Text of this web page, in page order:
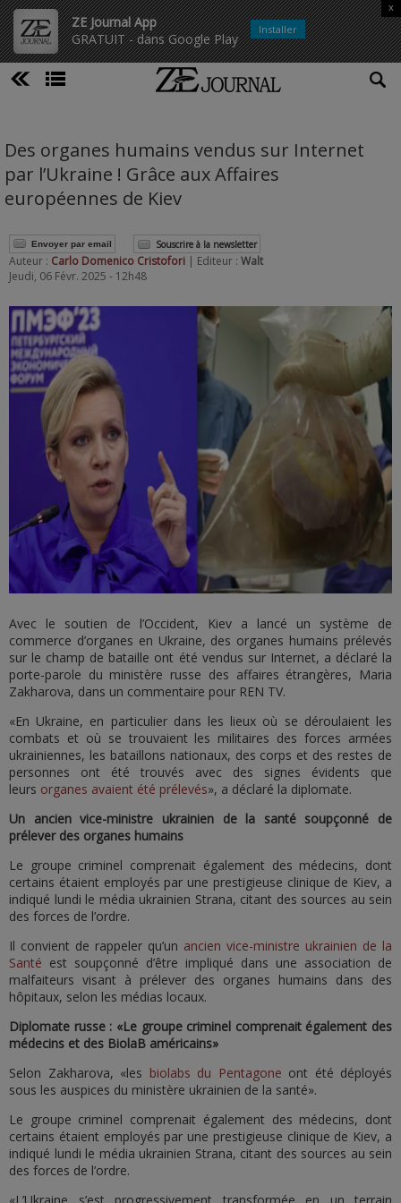
ZE Journal App
GRATUIT - dans Google Play
x
Installer
Des organes humains vendus sur Internet
par l’Ukraine ! Grâce aux Affaires
européennes de Kiev
Envoyer par email Souscrire à la newsletter
Auteur : Carlo Domenico Cristofori | Editeur : Walt
Jeudi, 06 Févr. 2025 - 12h48
Avec le soutien de l’Occident, Kiev a lancé un système de
commerce d’organes en Ukraine, des organes humains prélevés
sur le champ de bataille ont été vendus sur Internet, a déclaré la
porte-parole du ministère russe des affaires étrangères, Maria
Zakharova, dans un commentaire pour REN TV.
«En Ukraine, en particulier dans les lieux où se déroulaient les
combats et où se trouvaient les militaires des forces armées
ukrainiennes, les bataillons nationaux, des corps et des restes de
personnes ont été trouvés avec des signes évidents que
leurs organes avaient été prélevés», a déclaré la diplomate.
Un ancien vice-ministre ukrainien de la santé soupçonné de
prélever des organes humains
Le groupe criminel comprenait également des médecins, dont
certains étaient employés par une prestigieuse clinique de Kiev, a
indiqué lundi le média ukrainien Strana, citant des sources au sein
des forces de l’ordre.
Il convient de rappeler qu’un ancien vice-ministre ukrainien de la
Santé est soupçonné d’être impliqué dans une association de
malfaiteurs visant à prélever des organes humains dans des
hôpitaux, selon les médias locaux.
Diplomate russe : «Le groupe criminel comprenait également des
médecins et des BiolaB américains»
Selon Zakharova, «les biolabs du Pentagone ont été déployés
sous les auspices du ministère ukrainien de la santé».
Le groupe criminel comprenait également des médecins, dont
certains étaient employés par une prestigieuse clinique de Kiev, a
indiqué lundi le média ukrainien Strana, citant des sources au sein
des forces de l’ordre.